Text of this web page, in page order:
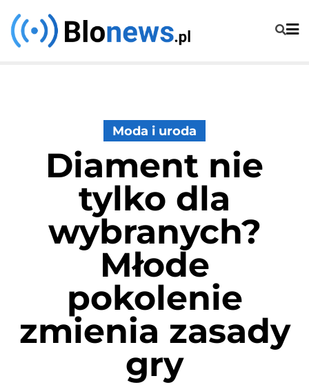
Skip
to
Moda i uroda
Diament nie
tylko dla
wybranych?
Młode
pokolenie
zmienia zasady
gry